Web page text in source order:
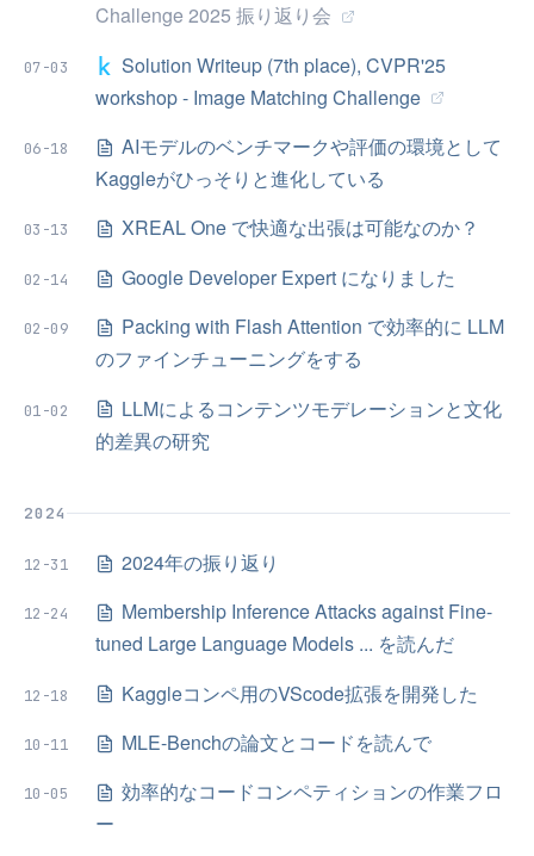
Challenge 2025 振り返り会
07-03
Solution Writeup (7th place), CVPR'25
workshop - Image Matching Challenge
06-18
AIモデルのベンチマークや評価の環境として
Kaggleがひっそりと進化している
03-13 XREAL One で快適な出張は可能なのか？
02-14 Google Developer Expert になりました
02-09
Packing with Flash Attention で効率的に LLM
のファインチューニングをする
01-02
LLMによるコンテンツモデレーションと文化
的差異の研究
2024
12-31 2024年の振り返り
12-24
Membership Inference Attacks against Fine-
tuned Large Language Models ... を読んだ
12-18 Kaggleコンペ用のVScode拡張を開発した
10-11 MLE-Benchの論文とコードを読んで
10-05
効率的なコードコンペティションの作業フロ
ー